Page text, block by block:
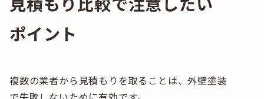
ポイント
複数の業者から見積もりを取ることは、外壁塗装